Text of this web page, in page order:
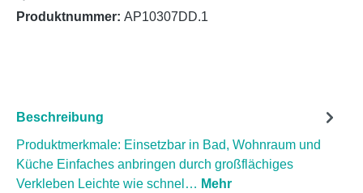
Produktnummer: AP10307DD.1
Beschreibung
Produktmerkmale: Einsetzbar in Bad, Wohnraum und
Küche Einfaches anbringen durch großflächiges
Verkleben Leichte wie schnel… Mehr